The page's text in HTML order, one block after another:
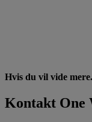
Hvis du vil vide
Kontakt One